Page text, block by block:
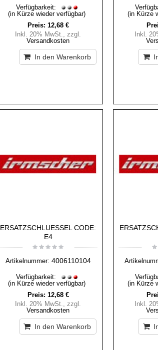
Verfügbarkeit:
(in Kürze wieder verfügbar)
Preis: 12,68 €
Inkl. 20% MwSt.
,zzgl.
Versandkosten
In den Warenkorb
(in Kürze
Inkl.
ERSATZSCHLUESSEL CODE:
E4
Artikelnummer: 4006110104
Verfügbarkeit:
(in Kürze wieder verfügbar)
Preis: 12,68 €
Inkl. 20% MwSt.
,zzgl.
Versandkosten
In den Warenkorb
(in Kürze
Inkl.